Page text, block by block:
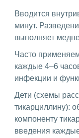
Вводится
минут.
выполняет
Часто
каждые 4–6
инфекции и
Дети (схемы
тикарциллину):
компоненту
введения